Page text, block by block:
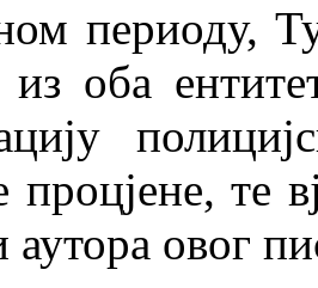
периоду,
из оба
процјене, те
аутора овог